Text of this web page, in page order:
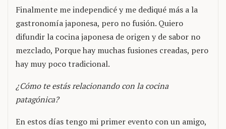
Finalmente me independicé y me dediqué más a la
gastronomía japonesa, pero no fusión. Quiero
difundir la cocina japonesa de origen y de sabor no
mezclado, Porque hay muchas fusiones creadas, pero
hay muy poco tradicional.
¿Cómo te estás relacionando con la cocina
patagónica?
En estos días tengo mi primer evento con un amigo,